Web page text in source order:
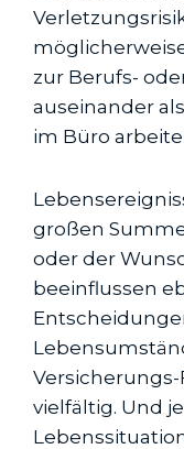
zur Berufs-
auseinander
im Büro
großen
oder der
beeinflussen
vielfältig. Und